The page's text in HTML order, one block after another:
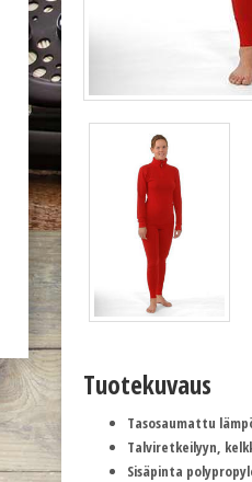
Tuotekuvaus
Tasosaumattu
Talviretkeilyyn,
Sisäpinta